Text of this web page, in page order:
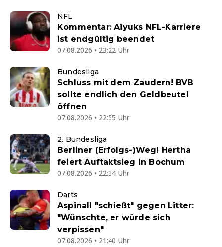
NFL
Kommentar: Aiyuks NFL-Karriere
ist endgültig beendet
07.08.2026 • 23:22 Uhr
Bundesliga
Schluss mit dem Zaudern! BVB
sollte endlich den Geldbeutel
öffnen
07.08.2026 • 22:55 Uhr
2. Bundesliga
Berliner (Erfolgs-)Weg! Hertha
feiert Auftaktsieg in Bochum
07.08.2026 • 22:34 Uhr
Darts
Aspinall "schießt" gegen Litter:
"Wünschte, er würde sich
verpissen"
07.08.2026 • 21:40 Uhr